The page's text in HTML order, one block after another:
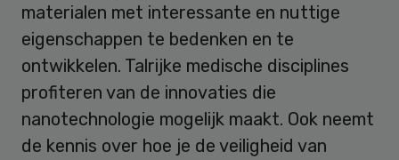
materialen met interessante en nuttige
eigenschappen te bedenken en te
ontwikkelen. Talrijke medische disciplines
profiteren van de innovaties die
nanotechnologie mogelijk maakt. Ook neemt
de kennis over hoe je de veiligheid van